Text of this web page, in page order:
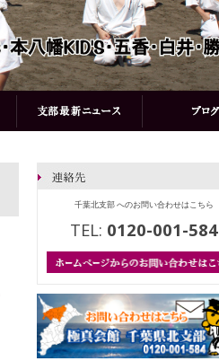
千葉北支部 へのお問い合わせはこちら
TEL: 0120-001-584